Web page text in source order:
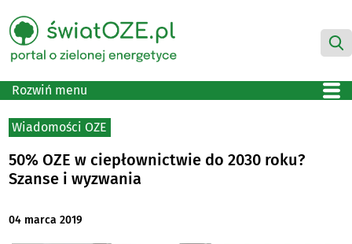
Rozwiń menu
Wiadomości OZE
50% OZE w ciepłownictwie do 2030 roku?
Szanse i wyzwania
04 marca 2019